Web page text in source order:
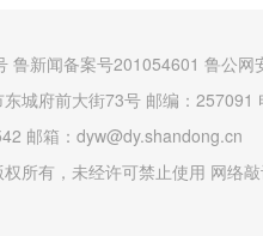
鲁新闻备案号201054601 鲁公
城府前大街73号 邮编：257091
邮箱：dyw@dy.shandong.cn
所有，未经许可禁止使用 网络